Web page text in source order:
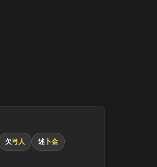
欠弓人 述 卜金